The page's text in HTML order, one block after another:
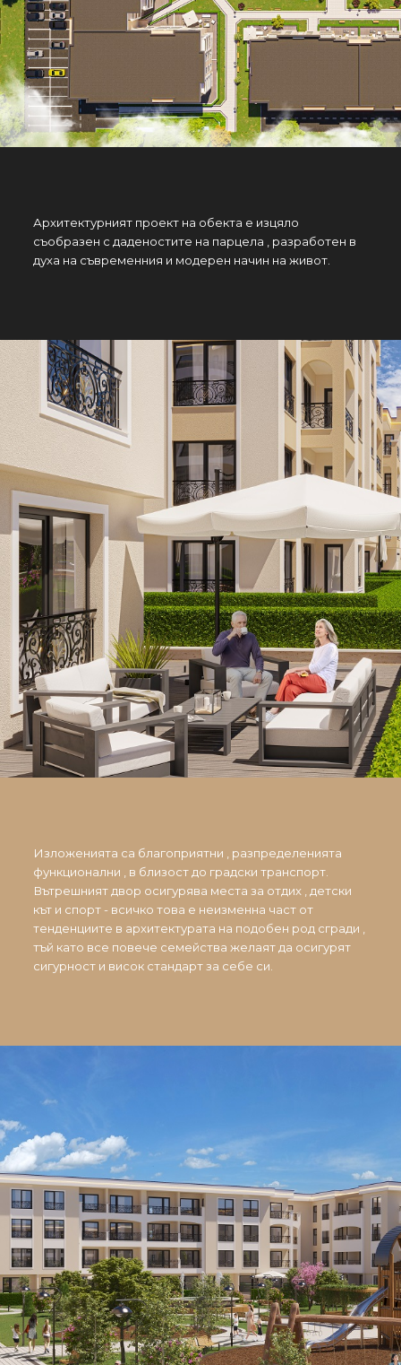
Архитектурният проект на обекта е изцяло
съобразен с даденостите на парцела , разработен в
духа на съвременния и модерен начин на живот.
Изложенията са благоприятни , разпределенията
функционални , в близост до градски транспорт.
Вътрешният двор осигурява места за отдих , детски
кът и спорт - всичко това е неизменна част от
тенденциите в архитектурата на подобен род сгради ,
тъй като все повече семейства желаят да осигурят
сигурност и висок стандарт за себе си.